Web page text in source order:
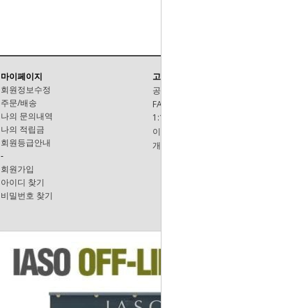
마이페이지
회원정보수정
주문/배송
나의 문의내역
나의 적립금
회원등급안내
-
회원가입
아이디 찾기
비밀번호 찾기
고객센터
공지사항
FAQ
1:1문의
이용안내
개인정보보호정책